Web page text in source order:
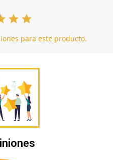
para este producto.